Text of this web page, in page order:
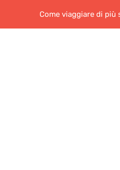
Come viaggiare di più